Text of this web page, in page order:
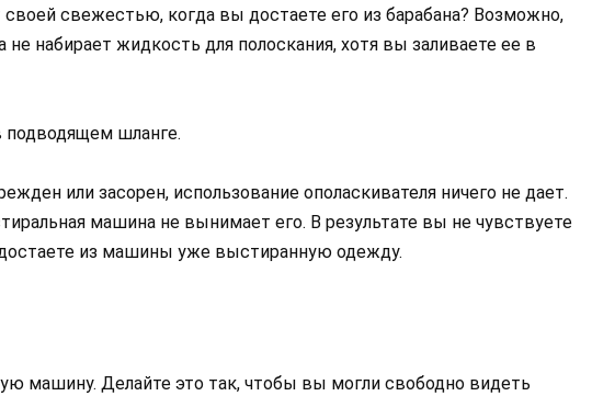
свежестью, когда вы достаете его из барабана? Возможно,
набирает жидкость для полоскания, хотя вы заливаете ее в
подводящем шланге.
или засорен, использование ополаскивателя ничего не дает.
машина не вынимает его. В результате вы не чувствуете
достаете из машины уже выстиранную одежду.
машину. Делайте это так, чтобы вы могли свободно видеть